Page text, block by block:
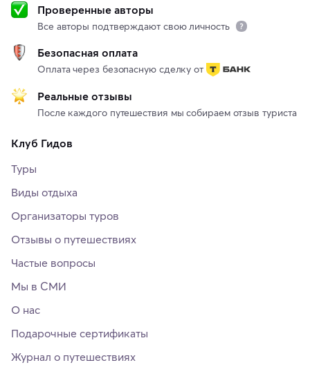
Проверенные авторы
Все авторы подтверждают свою личность
Безопасная оплата
Оплата через безопасную сделку от
Реальные отзывы
После каждого путешествия мы собираем отзыв туриста
Клуб Гидов
Туры
Виды отдыха
Организаторы туров
Отзывы о путешествиях
Частые вопросы
Мы в СМИ
О нас
Подарочные сертификаты
Журнал о путешествиях